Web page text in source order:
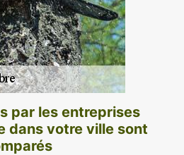
par les entreprises
dans votre ville sont